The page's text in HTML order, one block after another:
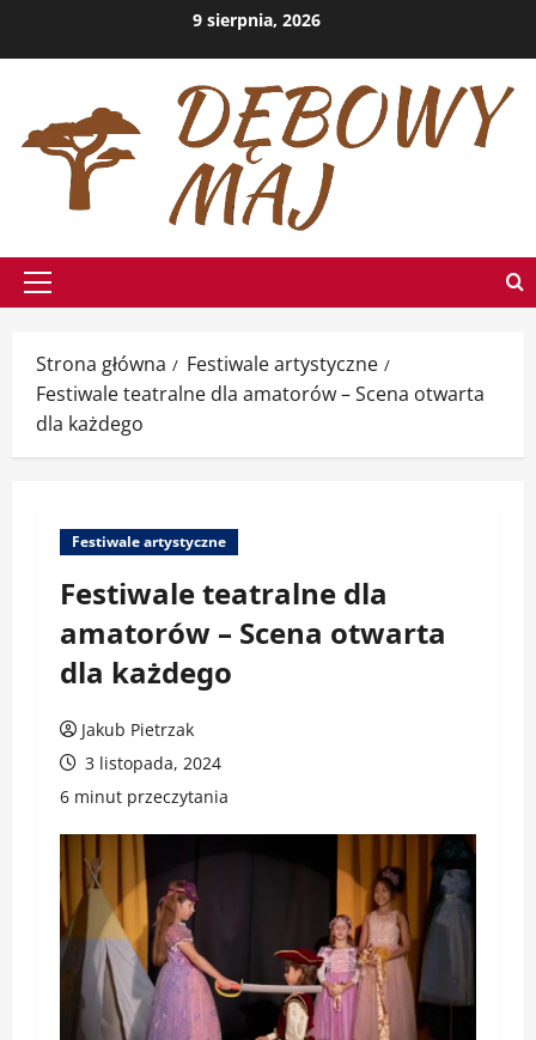
9 sierpnia, 2026
Menu
Strona główna
Festiwale artystyczne
Festiwale teatralne dla amatorów – Scena otwarta
dla każdego
Festiwale artystyczne
Festiwale teatralne dla
amatorów – Scena otwarta
dla każdego
Jakub Pietrzak
3 listopada, 2024
6 minut przeczytania